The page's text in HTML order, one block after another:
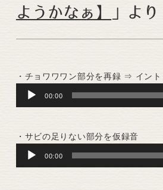
ようかなぁ】
」より
・チョワワワン部分を再録 ⇒ イン
Audio
Player
00:00
・サビの足りない部分を仮録音
Audio
Player
00:00